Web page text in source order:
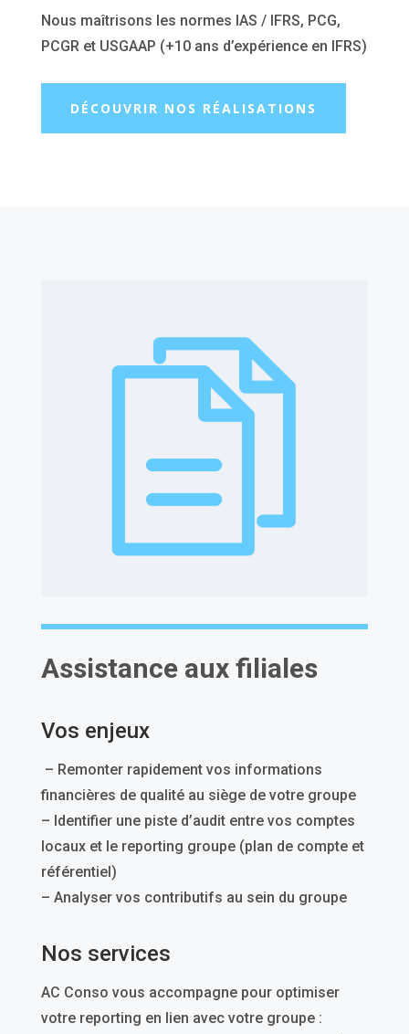
Nous maîtrisons les normes IAS / IFRS, PCG,
PCGR et USGAAP (+10 ans d’expérience en IFRS)
DÉCOUVRIR NOS RÉALISATIONS
Assistance aux filiales
Vos enjeux
– Remonter rapidement vos informations
financières de qualité au siège de votre groupe
– Identifier une piste d’audit entre vos comptes
locaux et le reporting groupe (plan de compte et
référentiel)
– Analyser vos contributifs au sein du groupe
Nos services
AC Conso vous accompagne pour optimiser
votre reporting en lien avec votre groupe :